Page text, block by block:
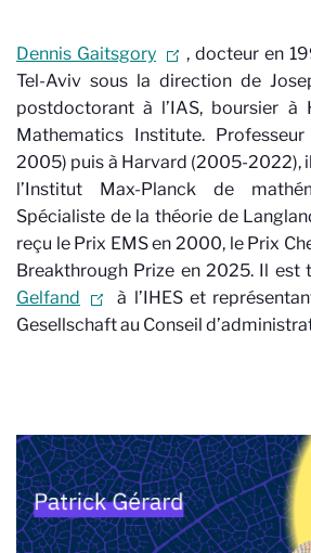
Dennis Gaitsgory
, docteur en
Tel-Aviv sous la direction de
postdoctorant à l’IAS, boursier à
Mathematics Institute.
2005) puis à Harvard (2005-2022),
l’Institut Max-Planck de
Spécialiste de la théorie de
reçu le Prix EMS en 2000, le Prix
Breakthrough Prize en 2025. Il est
Gelfand
à l’IHES et
Gesellschaft au Conseil